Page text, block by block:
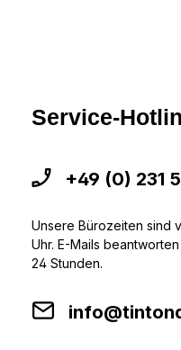
Service-
+49 (0) 231
Unsere Bürozeiten sind
Uhr. E-Mails
24 Stunden.